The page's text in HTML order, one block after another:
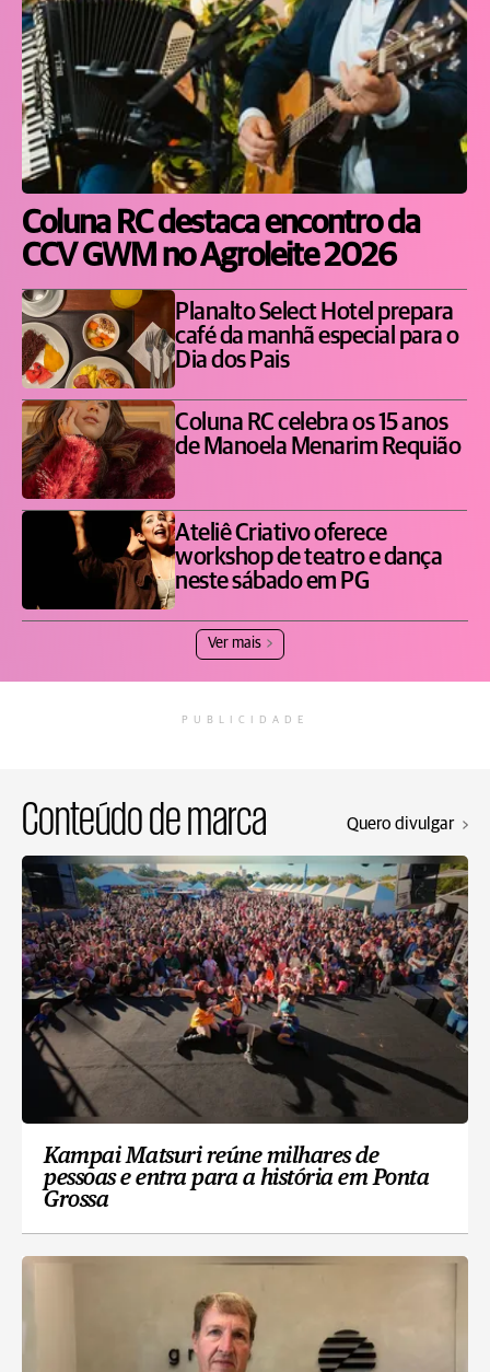
Coluna RC destaca encontro da
CCV GWM no Agroleite 2026
Planalto Select Hotel prepara
café da manhã especial para o
Dia dos Pais
Coluna RC celebra os 15 anos
de Manoela Menarim Requião
Ateliê Criativo oferece
workshop de teatro e dança
neste sábado em PG
Ver mais
PUBLICIDADE
Conteúdo de marca Quero divulgar
Kampai Matsuri reúne milhares de
pessoas e entra para a história em Ponta
Grossa